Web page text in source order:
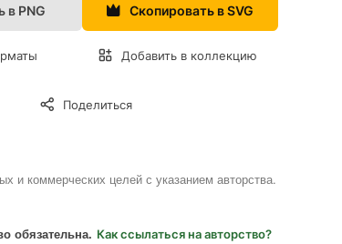
в PNG Скопировать в SVG
Добавить в коллекцию
Поделиться
и коммерческих целей с указанием авторства.
обязательна. Как ссылаться на авторство?